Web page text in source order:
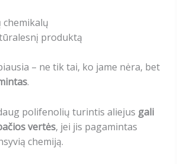
produktą
– ne tik tai, ko jame nėra, bet
.
polifenolių turintis aliejus gali
vertės, jei jis pagamintas
chemiją.